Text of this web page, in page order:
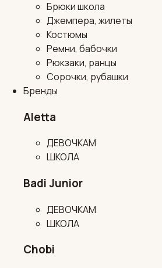
Брюки школа
Джемпера, жилеты
Костюмы
Ремни, бабочки
Рюкзаки, ранцы
Сорочки, рубашки
Бренды
Aletta
ДЕВОЧКАМ
ШКОЛА
Badi Junior
ДЕВОЧКАМ
ШКОЛА
Chobi